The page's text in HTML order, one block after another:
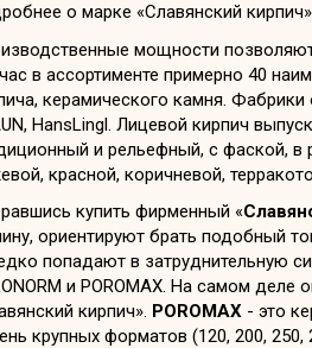
о марке «Славянский кирпич»
мощности
в ассортименте примерно 40
керамического камня.
HansLingl. Лицевой кирпич
и рельефный, с фаской, в
красной, коричневой,
купить фирменный «
ориентируют брать подобный
попадают в затруднительную
и POROMAX. На самом
кирпич». POROMAX- это
крупных форматов (120, 200,